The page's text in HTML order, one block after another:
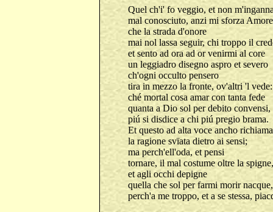
Quel ch'i' fo veggio, et non
mal conosciuto, anzi mi sforza
che la strada d'onore
mai nol lassa seguir, chi troppo il
et sento ad ora ad or venirmi al core
un leggiadro disegno aspro et severo
ch'ogni occulto pensero
tira in mezzo la fronte, ov'altri 'l vede:
ché mortal cosa amar con tanta fede
quanta a Dio sol per debito convensi,
piú si disdice a chi piú pregio brama.
Et questo ad alta voce ancho richiama
la ragione svïata dietro ai sensi;
ma perch'ell'oda, et pensi
tornare, il mal costume oltre la spigne,
et agli occhi depigne
quella che sol per farmi morir nacque,
perch'a me troppo, et a se stessa,